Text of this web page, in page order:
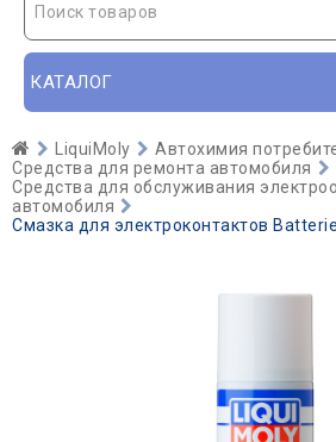
Поиск товаров
КАТАЛОГ
LiquiMoly
Автохимия
Средства для ремонта автомобиля
Средства для обслуживания
автомобиля
Смазка для электроконтактов